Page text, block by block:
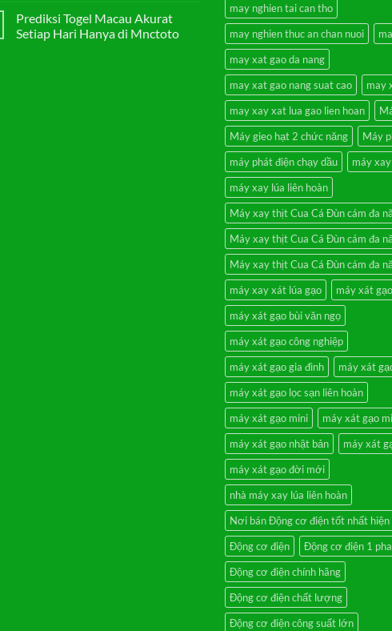
bình
luận
ở
Prediksi Togel Macau Akurat
Setiap Hari Hanya di Mnctoto
may nghien tai can tho
may nghien thuc an chan nuoi
may xat gao da nang
may xat gao nang suat cao
may
may xay xat lua gao lien hoan
Máy gieo hạt 2 chức năng
Máy
máy phát điện chạy dầu
máy
máy xay lúa liên hoàn
Máy xay thịt Cua Cá Đùn cám đa
Máy xay thịt Cua Cá Đùn cám đa
Máy xay thịt Cua Cá Đùn cám đa
máy xay xát lúa gạo
máy xát
máy xát gạo bùi văn ngọ
máy xát gạo công nghiệp
máy xát gạo gia đình
máy xát
máy xát gạo lọc sạn liên hoàn
máy xát gạo mini
máy xát gạo
máy xát gạo nhật bản
máy xát
máy xát gạo đời mới
nhà máy xay lúa liên hoàn
Nơi bán Động cơ điện tốt nhất hiện
Động cơ điện
Động cơ điện 1 pha
Động cơ điện chính hãng
Động cơ điện chất lượng
Động cơ điện công suất lớn